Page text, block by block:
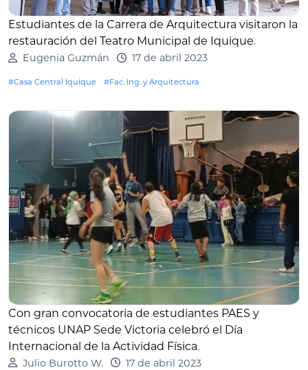
Estudiantes de la Carrera de Arquitectura visitaron la
restauración del Teatro Municipal de Iquique.
Eugenia Guzmán 17 de abril 2023
#Casa Central Iquique #Fac. Ing. y Arquitectura
Con gran convocatoria de estudiantes PAES y
técnicos UNAP Sede Victoria celebró el Día
Internacional de la Actividad Física.
Julio Burotto W. 17 de abril 2023